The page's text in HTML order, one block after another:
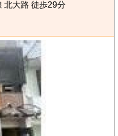
北大路 徒歩29分